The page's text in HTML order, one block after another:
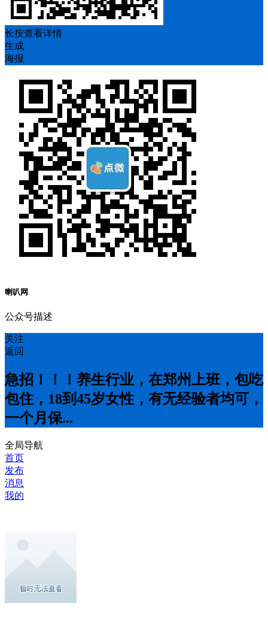
长按查看详情
生成
海报
喇叭网
公众号描述
关注
返回
急招！！！养生行业，在郑州上班，包吃
包住，18到45岁女性，有无经验者均可，
一个月保...
全局导航
首页
发布
消息
我的